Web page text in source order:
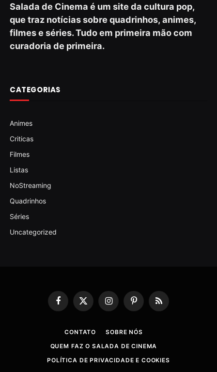
Salada de Cinema é um site da cultura pop,
que traz notícias sobre quadrinhos, animes,
filmes e séries. Tudo em primeira mão com
curadoria de primeira.
CATEGORIAS
Animes
Criticas
Filmes
Listas
NoStreaming
Quadrinhos
Séries
Uncategorized
Facebook
X
InstagramPinterestRSS
CONTATO
SOBRE NÓS
QUEM FAZ O SALADA DE CINEMA
POLÍTICA DE PRIVACIDADE E COOKIES